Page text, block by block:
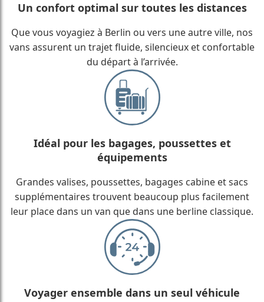
Un confort optimal sur toutes les distances
Que vous voyagiez à Berlin ou vers une autre ville, nos
vans assurent un trajet fluide, silencieux et confortable
du départ à l’arrivée.
Idéal pour les bagages, poussettes et
équipements
Grandes valises, poussettes, bagages cabine et sacs
supplémentaires trouvent beaucoup plus facilement
leur place dans un van que dans une berline classique.
Voyager ensemble dans un seul véhicule